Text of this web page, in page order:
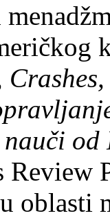
nauči
Review
oblasti